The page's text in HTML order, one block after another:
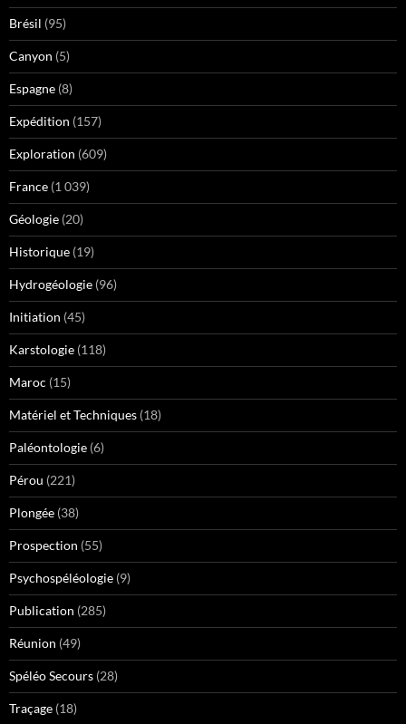
Brésil (95)
Canyon (5)
Espagne (8)
Expédition (157)
Exploration (609)
France (1 039)
Géologie (20)
Historique (19)
Hydrogéologie (96)
Initiation (45)
Karstologie (118)
Maroc (15)
Matériel et Techniques (18)
Paléontologie (6)
Pérou (221)
Plongée (38)
Prospection (55)
Psychospéléologie (9)
Publication (285)
Réunion (49)
Spéléo Secours (28)
Traçage (18)